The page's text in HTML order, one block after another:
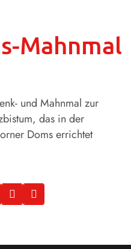
Mahnmal
und Mahnmal zur
das in der
Doms errichtet